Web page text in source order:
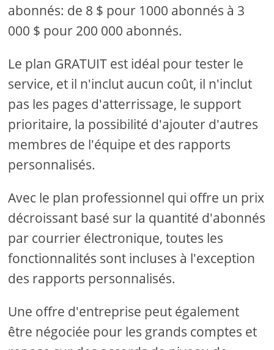
abonnés: de 8 $ pour 1000 abonnés à 3
000 $ pour 200 000 abonnés.
Le plan GRATUIT est idéal pour tester le
service, et il n'inclut aucun coût, il n'inclut
pas les pages d'atterrissage, le support
prioritaire, la possibilité d'ajouter d'autres
membres de l'équipe et des rapports
personnalisés.
Avec le plan professionnel qui offre un prix
décroissant basé sur la quantité d'abonnés
par courrier électronique, toutes les
fonctionnalités sont incluses à l'exception
des rapports personnalisés.
Une offre d'entreprise peut également
être négociée pour les grands comptes et